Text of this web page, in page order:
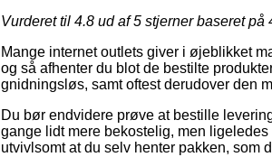
Vurderet til 4.8 ud af 5 stjerner baseret på
Mange internet outlets giver i øjeblikket
og så afhenter du blot de bestilte
gnidningsløs, samt oftest derudover den
Du bør endvidere prøve at bestille
gange lidt mere bekostelig, men
utvivlsomt at du selv henter pakken,